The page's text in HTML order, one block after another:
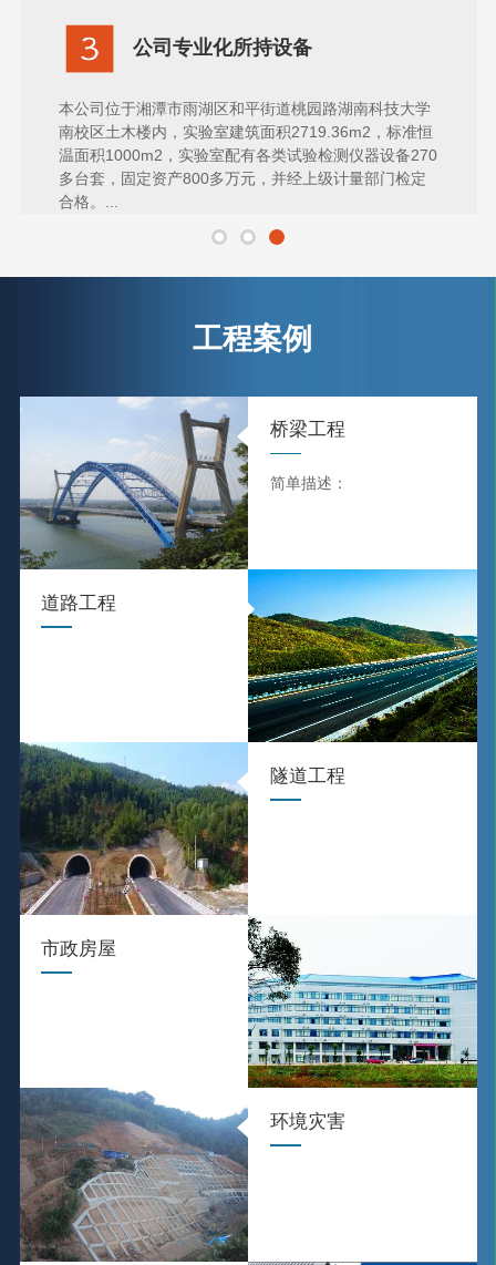
公司专业化所持设备
本公司位于湘潭市雨湖区和平街道桃园路湖南科技大学
南校区土木楼内，实验室建筑面积2719.36m2，标准恒
温面积1000m2，实验室配有各类试验检测仪器设备270
多台套，固定资产800多万元，并经上级计量部门检定
合格。...
工程案例
桥梁工程
简单描述：
道路工程
隧道工程
市政房屋
环境灾害